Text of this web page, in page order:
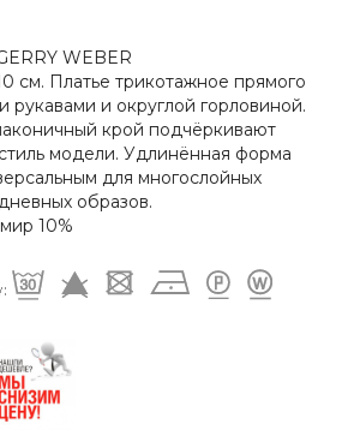
WEBER
см. Платье трикотажное прямого
рукавами и округлой горловиной.
крой подчёркивают
модели. Удлинённая форма
для многослойных
образов.
10%